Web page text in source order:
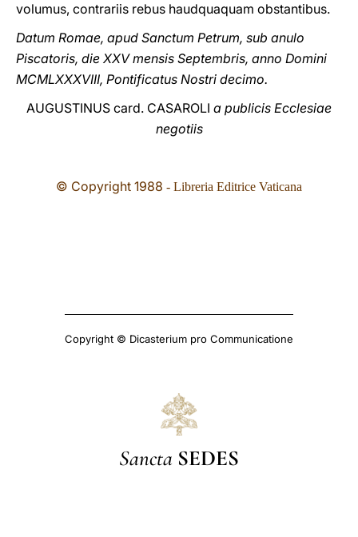
volumus, contrariis rebus haudquaquam obstantibus.
Datum Romae, apud Sanctum Petrum, sub anulo
Piscatoris, die XXV mensis Septembris, anno Domini
MCMLXXXVIII, Pontificatus Nostri decimo.
AUGUSTINUS card. CASAROLI a publicis Ecclesiae
negotiis
© Copyright 1988 - Libreria Editrice Vaticana
Copyright © Dicasterium pro Communicatione
Sancta SEDES